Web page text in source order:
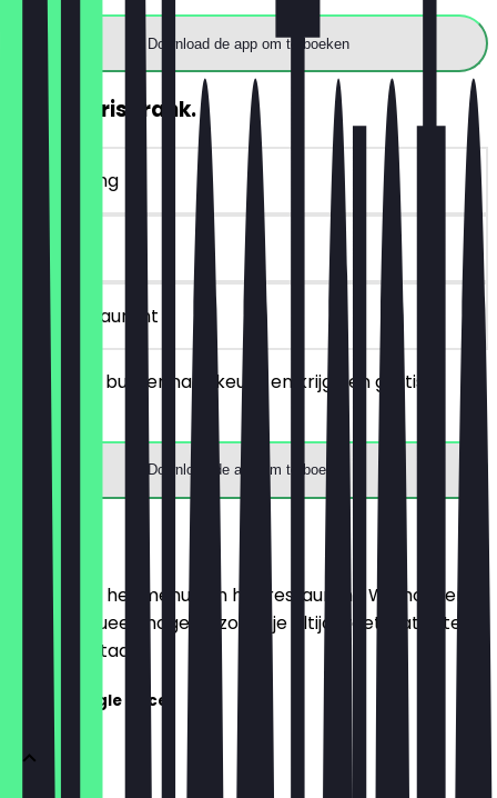
Download de app om te boeken
GRATIS Frisdrank.
~€ 4 korting
90 dagen
in het restaurant
Bestel een burger naar keuze en krijg een gratis
frisdrank.
Download de app om te boeken
Menu
Hier vind je het menu van het restaurant. We houden
het zo actueel mogelijk, zodat je altijd weet wat je te
wachten staat.
Burger (single price)